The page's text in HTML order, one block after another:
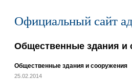
Официальный сайт
Общественные здания и
Общественные здания и сооружения
25.02.2014